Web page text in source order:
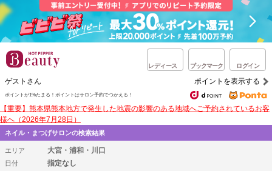
レディース ブックマーク ログイン
ゲストさん ポイントを表示する
ポイントが1%たまる！ ポイントはサロン予約でつかえる！
【重要】熊本県熊本地方で発生した地震の影響のある地域へご予約されているお客
様へ（2026年7月28日）
ネイル・まつげサロンの検索結果
エリア 大宮・浦和・川口
日付 指定なし